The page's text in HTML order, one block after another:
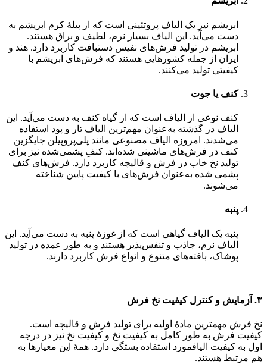
ابریشم نیز یک الیاف پروتئینی است که از پیلۀ کرم ابریشم به
دست می‌آید. این الیاف بسیار نرم، لطیف و براق هستند.
ابریشم در تولید فرش‌های نفیس دستبافت کاربرد دارد. هند و
ایران از جمله کشورهایی هستند که فرش‌های ابریشم با
کیفیتی تولید می‌کنند.
کنف یا جوت
کنف نوعی از الیاف است که از گیاه کنف به دست می‌آید. این
الیاف در گذشته به‌عنوان مهم‌ترین الیاف تار و پود استفاده
می‌شدند. امروزه الیاف مصنوعی مانند پلی‌پروپیلن جایگزین
کنف در فرش‌های ماشینی شده‌اند. کنفِ پشمی‌شده نیز برای
تولید نخ خاب در فرش و قالیچه کاربرد دارد. فرش‌های کنف
پشمی شده به‌عنوان فرش‌های با کیفیت پایین شناخته
می‌شوند.
پنبه
پنبه یک الیاف گیاهی است که از غوزۀ پنبه به دست می‌آید. این
الیاف نرم، جاذب و تنفس‌پذیر هستند و به طور عمده در تولید
پوشاک، بافته‌های متنوع و انواع فرش کاربرد دارند.
۳. آزمایش و کنترل کیفیت نخ فرش
نخ فرش مهمترین مادۀ اولیه برای تولید فرش و قالیچه است.
کیفیت فرش به طور کامل به کیفیت نخ و کیفیت نخ نیز در درجه
اول به کیفیت الیافمورد استفاده بستگی دارد. همۀ این معیارها به
هم مرتبط هستند.